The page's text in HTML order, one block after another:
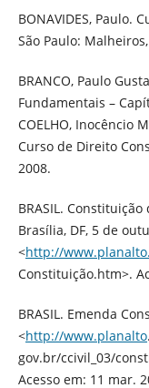
BONAVIDES, Paulo.
São Paulo:
BRANCO, Paulo
Fundamentais –
COELHO, Inocêncio
Curso de Direito
2008.
BRASIL.
Brasília, DF, 5 de
<http://
Constituição.htm>.
BRASIL. Emenda
<http://www.planalto.
gov.br/ccivil_03/
Acesso em: 11 mar.